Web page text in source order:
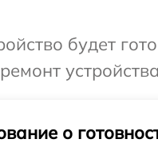
будет
о